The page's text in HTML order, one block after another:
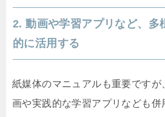
2. 動画や学習アプリなど、多
的に活用する
紙媒体のマニュアルも重要ですが
画や実践的な学習アプリなども併